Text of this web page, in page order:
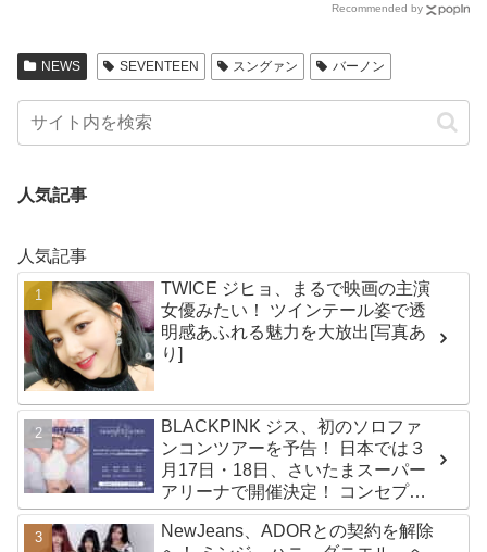
Recommended by
NEWS SEVENTEEN スングァン バーノン
人気記事
人気記事
TWICE ジヒョ、まるで映画の主演
女優みたい！ ツインテール姿で透
明感あふれる魅力を大放出[写真あ
り]
BLACKPINK ジス、初のソロファ
ンコンツアーを予告！ 日本では３
月17日・18日、さいたまスーパー
アリーナで開催決定！ コンセプト
は“愛のカケラ”！？ 14日には新ア
ルバム『AMORTAGE』もリリース
NewJeans、ADORとの契約を解除